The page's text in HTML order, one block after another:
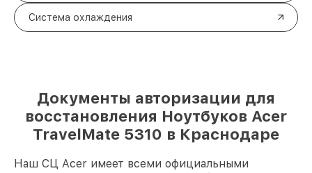
Система охлаждения
Документы авторизации для
восстановления Ноутбуков Acer
TravelMate 5310 в Краснодаре
Наш СЦ Acer имеет всеми официальными